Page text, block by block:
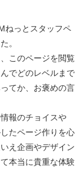
ねっとスタッフペ
。
このページを閲覧
でどのレベルまで
てか、お褒めの言
報のチョイスや
たページ作りを心
え企画やデザイン
本当に貴重な体験